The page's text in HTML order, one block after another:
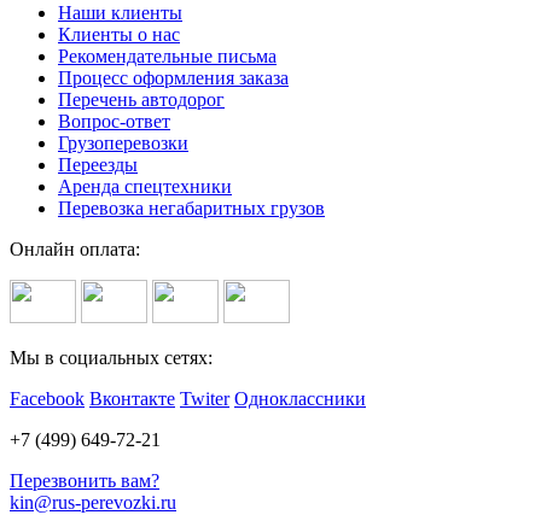
Наши клиенты
Клиенты о нас
Рекомендательные письма
Процесс оформления заказа
Перечень автодорог
Вопрос-ответ
Грузоперевозки
Переезды
Аренда спецтехники
Перевозка негабаритных грузов
Онлайн оплата:
Мы в социальных сетях:
Facebook Вконтакте Twiter Одноклассники
+7 (499) 649-72-21
Перезвонить вам?
kin@rus-perevozki.ru